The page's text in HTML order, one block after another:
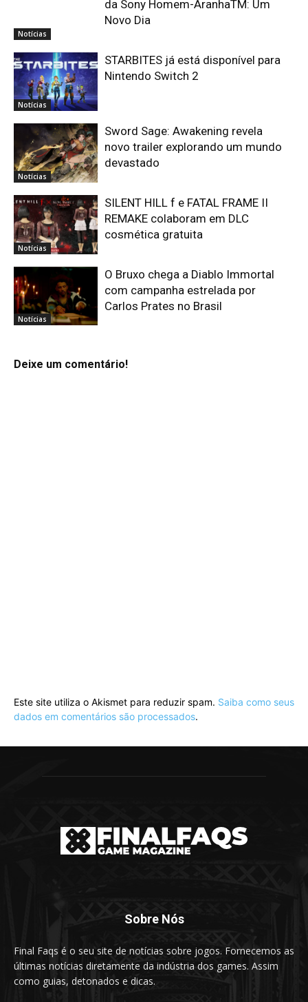
Notícias
da Sony Homem-AranhaTM: Um
Novo Dia
Notícias
STARBITES já está disponível para
Nintendo Switch 2
Notícias
Sword Sage: Awakening revela
novo trailer explorando um mundo
devastado
Notícias
SILENT HILL f e FATAL FRAME II
REMAKE colaboram em DLC
cosmética gratuita
Notícias
O Bruxo chega a Diablo Immortal
com campanha estrelada por
Carlos Prates no Brasil
Deixe um comentário!
Este site utiliza o Akismet para reduzir spam. Saiba como seus
dados em comentários são processados.
Sobre Nós
Final Faqs é o seu site de notícias sobre jogos. Fornecemos as
últimas notícias diretamente da indústria dos games. Assim
como guias, detonados e dicas.